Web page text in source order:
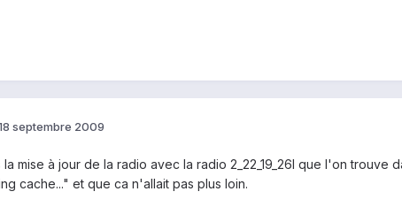
septembre 2009
la mise à jour de la radio avec la radio 2_22_19_26I que l'on trouve
cache..." et que ca n'allait pas plus loin.